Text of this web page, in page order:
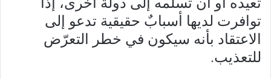
توافرت لديها أسبابٌ حقيقية تدعو إلى
الاعتقاد بأنه سيكون في خطر التعرّض
للتعذيب.